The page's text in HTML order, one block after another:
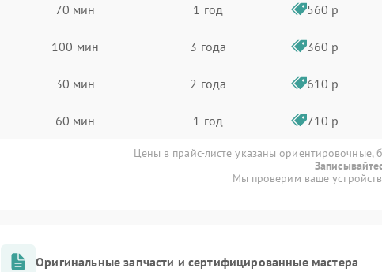
70 мин 1 год 560 р
100 мин 3 года 360 р
30 мин 2 года 610 р
60 мин 1 год 710 р
Цены в прайс-листе указаны ориентировочные,
Мы проверим ваше
Оригинальные запчасти и сертифицированные мастера